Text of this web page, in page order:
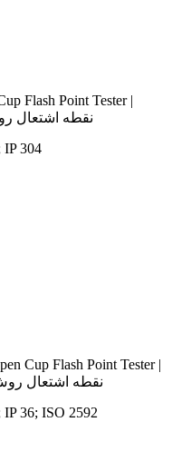
Flash Point Tester |
نقطه اشتعال
304
Cup Flash Point Tester |
نقطه اشتعال روش
36; ISO 2592